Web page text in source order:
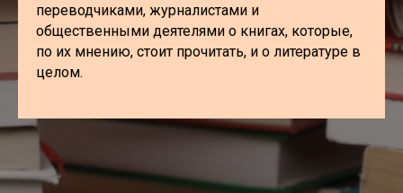
переводчиками, журналистами и
общественными деятелями о книгах, которые,
по их мнению, стоит прочитать, и о литературе в
целом.